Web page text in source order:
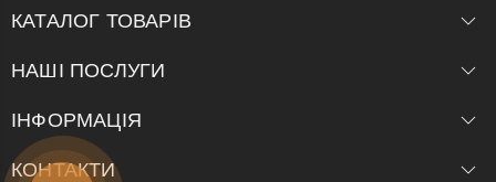
КАТАЛОГ ТОВАРІВ
НАШІ ПОСЛУГИ
ІНФОРМАЦІЯ
КОНТАКТИ